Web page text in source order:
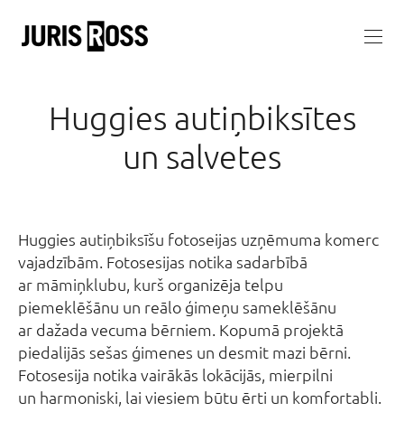
Huggies autiņbiksītes
un salvetes
Huggies autiņbiksīšu fotoseijas uzņēmuma komerc
vajadzībām. Fotosesijas notika sadarbībā
ar māmiņklubu, kurš organizēja telpu
piemeklēšānu un reālo ģimeņu sameklēšānu
ar dažada vecuma bērniem. Kopumā projektā
piedalijās sešas ģimenes un desmit mazi bērni.
Fotosesija notika vairākās lokācijās, mierpilni
un harmoniski, lai viesiem būtu ērti un komfortabli.